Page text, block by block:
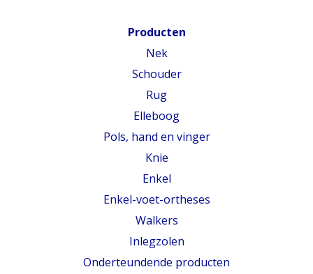
Producten
Nek
Schouder
Rug
Elleboog
Pols, hand en vinger
Knie
Enkel
Enkel-voet-ortheses
Walkers
Inlegzolen
Onderteundende producten